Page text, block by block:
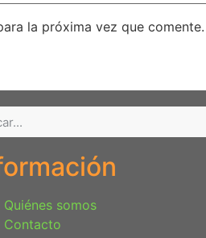
la próxima vez que comente.
Quiénes somos
Contacto